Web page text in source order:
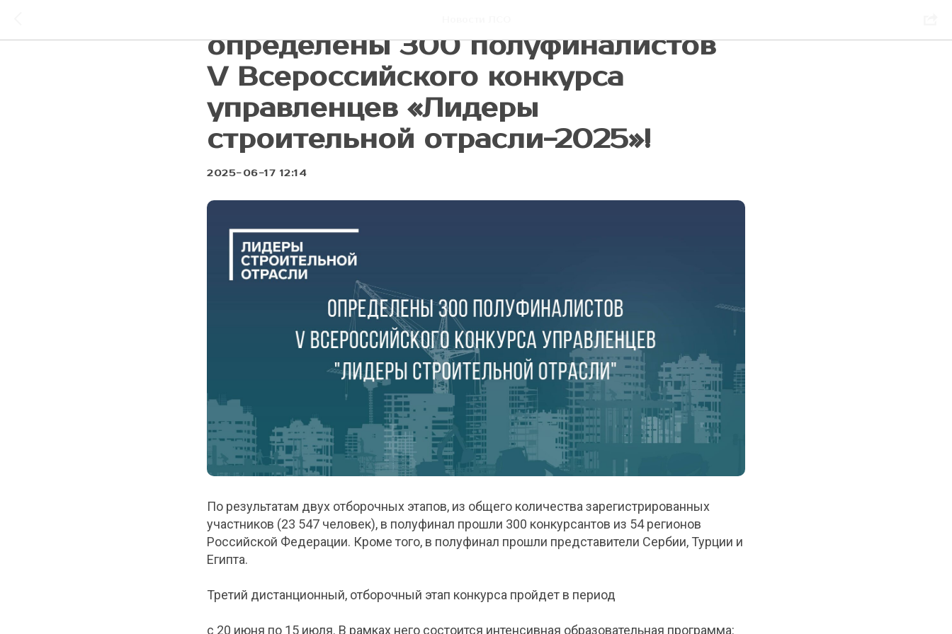
определены 300 полуфиналистов
V Всероссийского конкурса
управленцев «Лидеры
строительной отрасли-2025»!
2025-06-17 12:14
По результатам двух отборочных этапов, из общего количества зарегистрированных
участников (23 547 человек), в полуфинал прошли 300 конкурсантов из 54 регионов
Российской Федерации. Кроме того, в полуфинал прошли представители Сербии, Турции и
Египта.
Третий дистанционный, отборочный этап конкурса пройдет в период
с 20 июня по 15 июля. В рамках него состоится интенсивная образовательная программа: